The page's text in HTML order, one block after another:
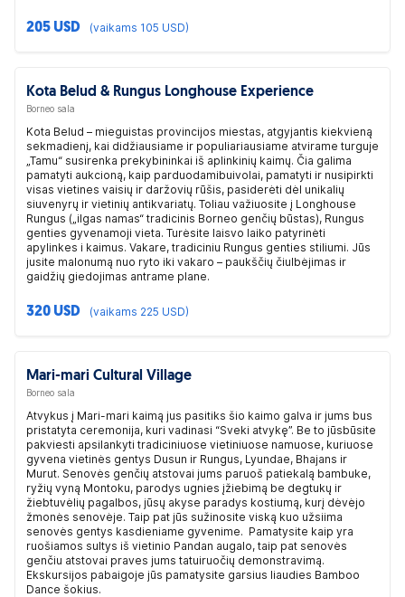
205 USD (vaikams 105 USD)
Kota Belud & Rungus Longhouse Experience
Borneo sala
Kota Belud – mieguistas provincijos miestas, atgyjantis kiekvieną
sekmadienį, kai didžiausiame ir populiariausiame atvirame turguje
„Tamu“ susirenka prekybininkai iš aplinkinių kaimų. Čia galima
pamatyti aukcioną, kaip parduodamibuivolai, pamatyti ir nusipirkti
visas vietines vaisių ir daržovių rūšis, pasiderėti dėl unikalių
siuvenyrų ir vietinių antikvariatų. Toliau važiuosite į Longhouse
Rungus („ilgas namas“ tradicinis Borneo genčių būstas), Rungus
genties gyvenamoji vieta. Turėsite laisvo laiko patyrinėti
apylinkes i kaimus. Vakare, tradiciniu Rungus genties stiliumi. Jūs
jusite malonumą nuo ryto iki vakaro – paukščių čiulbėjimas ir
gaidžių giedojimas antrame plane.
320 USD (vaikams 225 USD)
Mari-mari Cultural Village
Borneo sala
Atvykus į Mari-mari kaimą jus pasitiks šio kaimo galva ir jums bus
pristatyta ceremonija, kuri vadinasi “Sveki atvykę”. Be to jūsbūsite
pakviesti apsilankyti tradiciniuose vietiniuose namuose, kuriuose
gyvena vietinės gentys Dusun ir Rungus, Lyundae, Bhajans ir
Murut. Senovės genčių atstovai jums paruoš patiekalą bambuke,
ryžių vyną Montoku, parodys ugnies įžiebimą be degtukų ir
žiebtuvėlių pagalbos, jūsų akyse paradys kostiumą, kurį dėvėjo
žmonės senovėje. Taip pat jūs sužinosite viską kuo užsiima
senovės gentys kasdieniame gyvenime. Pamatysite kaip yra
ruošiamos sultys iš vietinio Pandan augalo, taip pat senovės
genčiu atstovai praves jums tatuiruočių demonstravimą.
Ekskursijos pabaigoje jūs pamatysite garsius liaudies Bamboo
Dance šokius.